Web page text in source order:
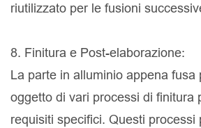
riutilizzato per le fusioni
8. Finitura e Post-elaborazione:
La parte in alluminio appena fusa
oggetto di vari processi di finitura
requisiti specifici. Questi processi